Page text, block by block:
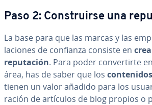
Paso 2: Co­n­s­trui­r­se una
La base para que las marcas y las
la­cio­nes de confianza consiste en
repu­tación. Para poder co­n­ve­r­ti­r­te
área, has de saber que los
tienen un valor añadido para los
ra­ción de artículos de blog propios o